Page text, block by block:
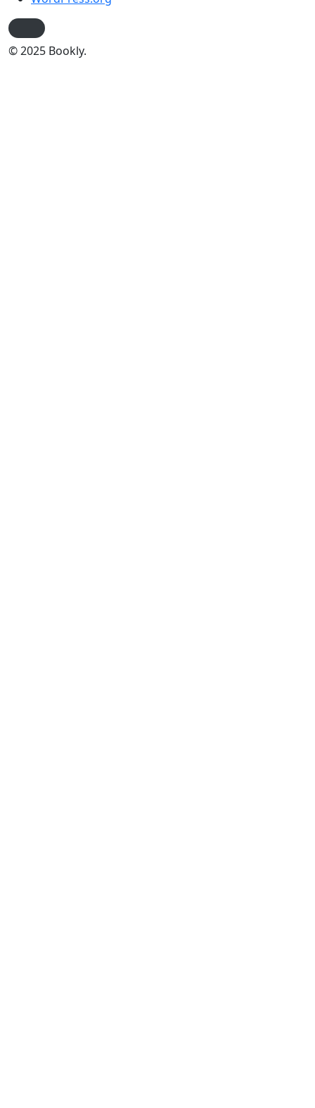
© 2025 Bookly.